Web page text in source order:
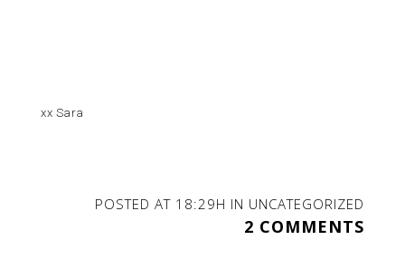
xx Sara
POSTED AT 18:29H IN UNCATEGORIZED
2 COMMENTS